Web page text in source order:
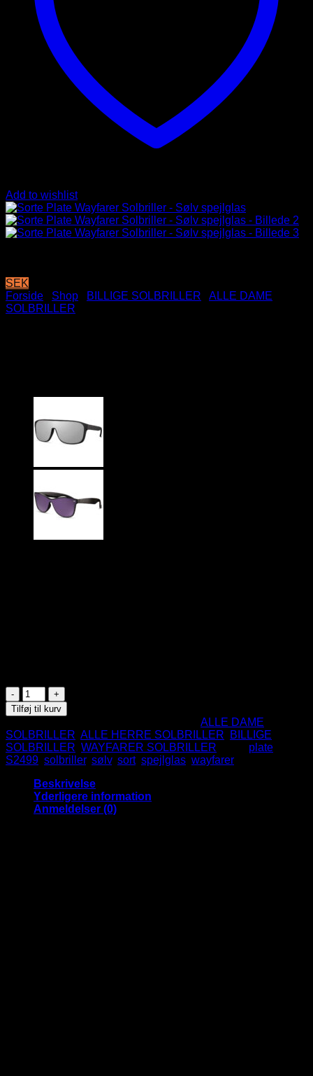
Add to wishlist
SEK
Forside
Shop BILLIGE SOLBRILLER
ALLE DAME
SOLBRILLER
Sorte
Plate
Wayfarer
Solbriller
-
Sølv
spejlglas
antal
Tilføj til kurv
ALLE DAME
SOLBRILLER ALLE HERRE SOLBRILLER
BILLIGE
SOLBRILLER WAYFARER SOLBRILLER plate
S2499 solbriller, sølv, sort, spejlglas wayfarer
Beskrivelse
Yderligere information
Anmeldelser (0)